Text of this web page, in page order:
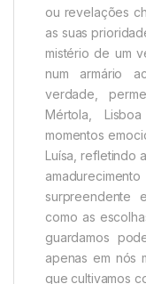
ou revelações
as suas
mistério de um
num armário
verdade,
Mértola,
momentos
Luísa, refletindo
surpreendente
como as
guardamos
apenas em nós
que cultivamos